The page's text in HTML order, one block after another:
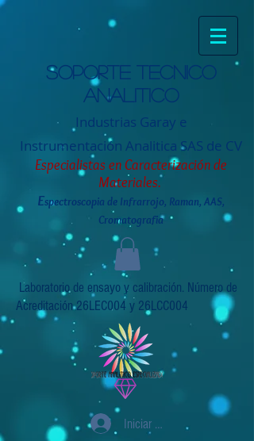
Soporte tecnico
analitico
Industrias Garay e
Instrumentación Analitica SAS de CV
Especialistas en Caracterización de
Materiales.
Espectroscopia de Infrarrojo, Raman, AAS,
Cromatografia
Laboratorio de ensayo y calibración. Número de
Acreditación 26LEC004 y 26LCC004
Iniciar sesión